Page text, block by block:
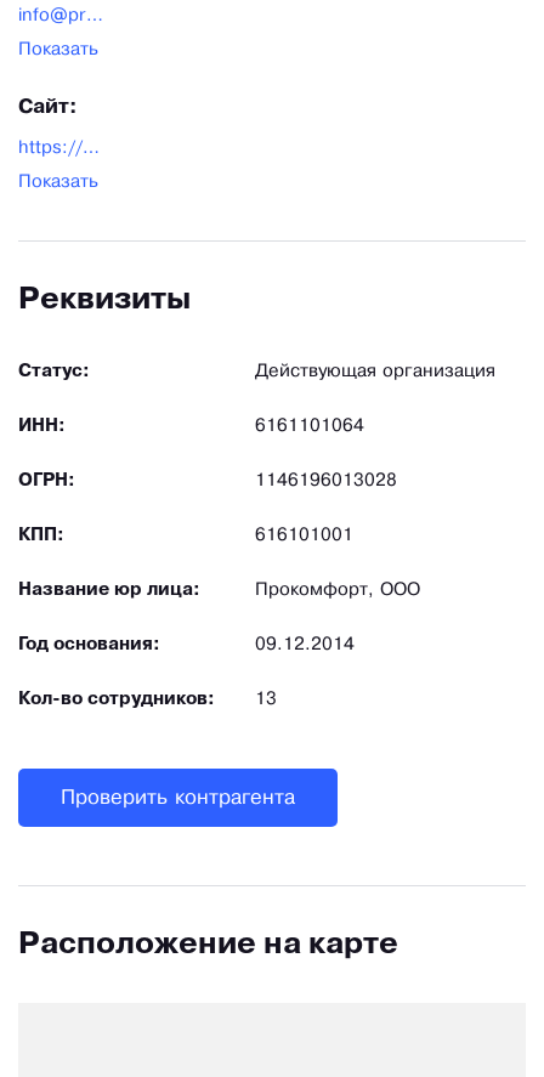
info@pro-komfort.ru
Показать
Сайт:
https://pro-komfort.com/
Показать
Реквизиты
Статус: Действующая организация
ИНН: 6161101064
ОГРН: 1146196013028
КПП: 616101001
Название юр лица: Прокомфорт, ООО
Год основания: 09.12.2014
Кол-во сотрудников: 13
Проверить контрагента
Расположение на карте